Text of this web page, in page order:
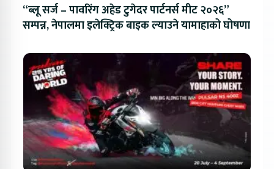
“ब्लू सर्ज – पावरिंग अहेड टुगेदर पार्टनर्स मीट २०२६”
सम्पन्न, नेपालमा इलेक्ट्रिक बाइक ल्याउने यामाहाको घोषणा